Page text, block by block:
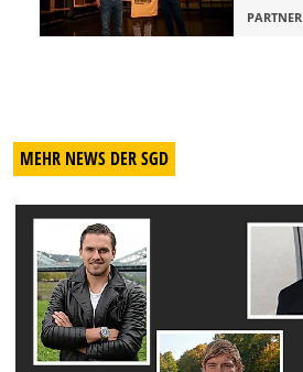
PARTNER
MEHR NEWS DER SGD